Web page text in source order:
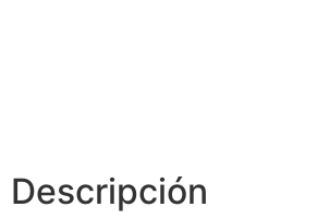
Descripción